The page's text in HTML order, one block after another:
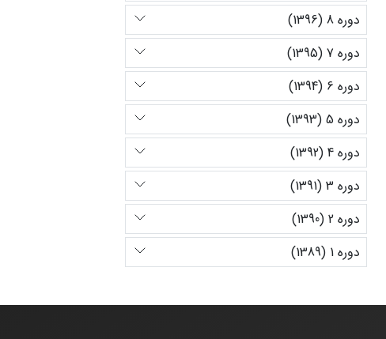
دوره 8 (1396)
دوره 7 (1395)
دوره 6 (1394)
دوره 5 (1393)
دوره 4 (1392)
دوره 3 (1391)
دوره 2 (1390)
دوره 1 (1389)